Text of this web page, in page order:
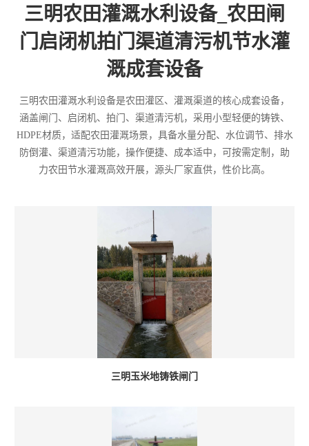
三明农田灌溉水利设备_农田闸
门启闭机拍门渠道清污机节水灌
溉成套设备
三明农田灌溉水利设备是农田灌区、灌溉渠道的核心成套设备，
涵盖闸门、启闭机、拍门、渠道清污机，采用小型轻便的铸铁、
HDPE材质，适配农田灌溉场景，具备水量分配、水位调节、排水
防倒灌、渠道清污功能，操作便捷、成本适中，可按需定制，助
力农田节水灌溉高效开展，源头厂家直供，性价比高。
三明玉米地铸铁闸门